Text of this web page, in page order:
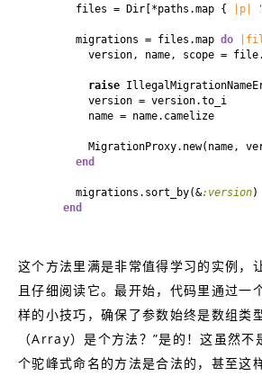
      files = Dir[*paths.map {
|p|
      migrations = files.map
do
version, name, scope =
raise
        version = version.to_i
        name = name.camelize
end
      migrations.sort_by(&
:version
end
这个方法里满是非常值得学习的实例，
且仔细阅读它。最开始，代码里通过一
样的小技巧，确保了参数始终是数组类
（Array）是个方法？”是的！这虽然不
个驼峰式命名的方法是合法的，甚至这